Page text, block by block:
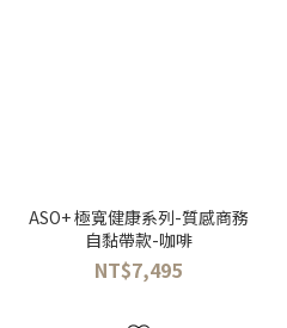
ASO+ 極寬健康系列-質感商務
自黏帶款-咖啡
NT$7,495